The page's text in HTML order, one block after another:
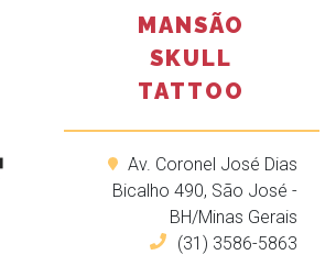
MANSÃO
SKULL
TATTOO
Av. Coronel José Dias
Bicalho 490, São José -
BH/Minas Gerais
(31) 3586-5863